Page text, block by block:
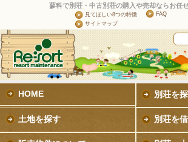
蓼科で別荘・中古別荘の購入や売却ならお任
見てほしい8つの特徴
FAQ
サイトマップ
HOME 別荘を
土地を探す 別荘を